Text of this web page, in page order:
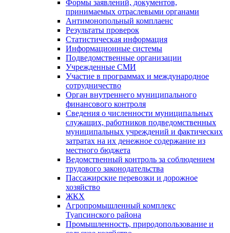
Формы заявлений, документов,
принимаемых отраслевыми органами
Антимонопольный комплаенс
Результаты проверок
Статистическая информация
Информационные системы
Подведомственные организации
Учрежденные СМИ
Участие в программах и международное
сотрудничество
Орган внутреннего муниципального
финансового контроля
Сведения о численности муниципальных
служащих, работников подведомственных
муниципальных учреждений и фактических
затратах на их денежное содержание из
местного бюджета
Ведомственный контроль за соблюдением
трудового законодательства
Пассажирские перевозки и дорожное
хозяйство
ЖКХ
Агропромышленный комплекс
Туапсинского района
Промышленность, природопользование и